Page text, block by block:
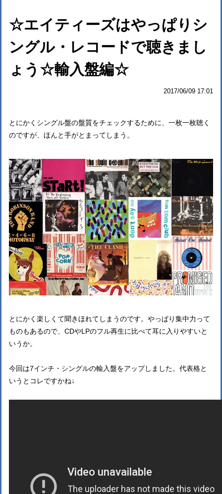
☆エイティーズはやっぱりシ
ングル・レコードで聴きまし
ょう☆輸入盤編☆
2017/06/09 17:01
とにかくシングル盤の盤質をチェックするために、一枚一枚聴く
のですが、ほんと手がとまってしまう。
とにかく楽しくて聞きほれてしまうのです。やっぱり集中力って
ものもあるので、CDやLPのフル再生に比べて耳に入りやすいと
いうか。
今回は7インチ・シングルの輸入盤をアップしました。代表格と
いうとコレですかね↓